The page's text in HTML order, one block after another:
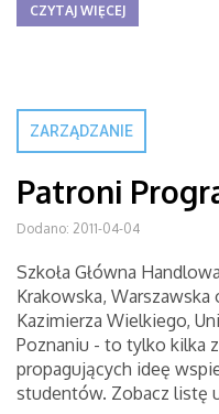
CZYTAJ WIĘCEJ
ZARZĄDZANIE
Patroni
Dodano: 2011-04-04
Szkoła Główna
Krakowska,
Kazimierza Wielkiego,
Poznaniu - to tylko kilka
propagujących ideę
studentów. Zobacz listę